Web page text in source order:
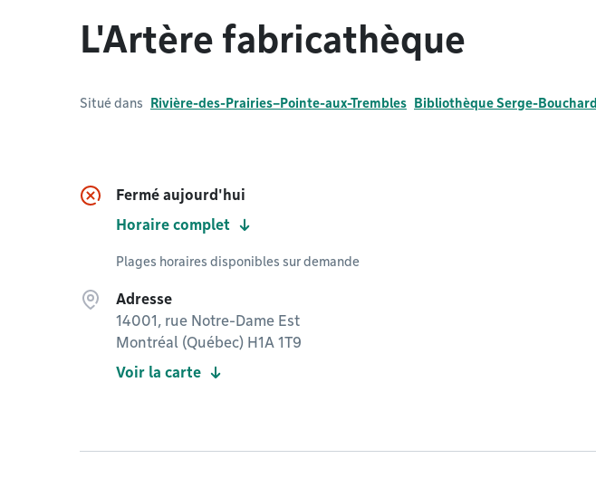
L'Artère fabricathèque
Situé dans Rivière-des-Prairies–Pointe-aux-Trembles Bibliothèque Serge-Bouchard
Fermé aujourd'hui
Horaire complet
Plages horaires disponibles sur demande
Adresse
14001, rue Notre-Dame Est
Montréal (Québec) H1A 1T9
Voir la carte